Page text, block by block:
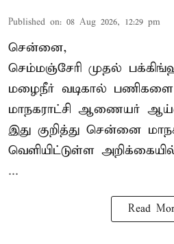
Published on: 08 Aug 2026, 12:29 pm
சென்னை,
செம்மஞ்சேரி முதல்
மழைநீர் வடிகால்
மாநகராட்சி ஆணையர்
இது குறித்து சென்னை
வெளியிட்டுள்ள அறிக்கையில்
...
Read